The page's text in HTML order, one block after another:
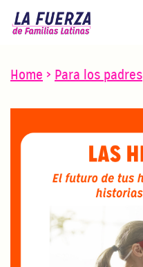
Home > Para los padres